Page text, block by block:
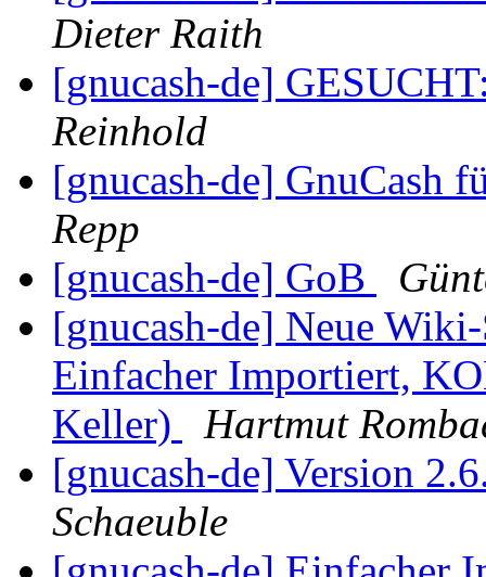
Dieter Raith
[gnucash-de]
Reinhold
[gnucash-de] GnuCash
Repp
[gnucash-de] GoB
[gnucash-de] Neue
Einfacher Importiert,
Keller)
Hartmut
[gnucash-de] Version
Schaeuble